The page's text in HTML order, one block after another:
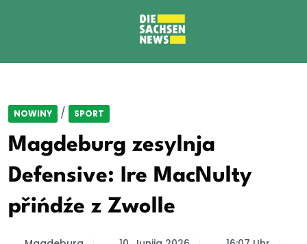
NOWINY / SPORT
Magdeburg zesylnja
Defensive: Ire MacNulty
přińdźe z Zwolle